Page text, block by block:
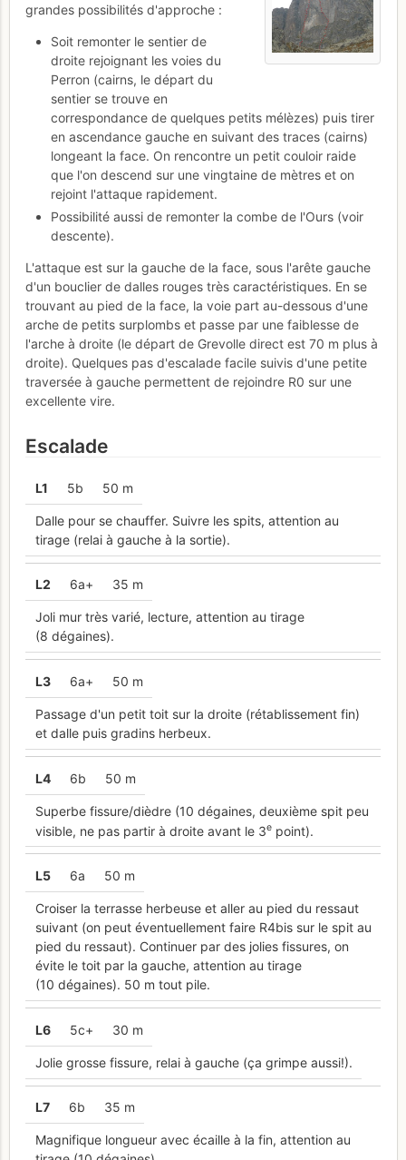
grandes possibilités d'approche :
Soit remonter le sentier de
droite rejoignant les voies du
Perron (cairns, le départ du
sentier se trouve en
correspondance de quelques petits mélèzes) puis tirer
en ascendance gauche en suivant des traces (cairns)
longeant la face. On rencontre un petit couloir raide
que l'on descend sur une vingtaine de mètres et on
rejoint l'attaque rapidement.
Possibilité aussi de remonter la combe de l'Ours (voir
descente).
L'attaque est sur la gauche de la face, sous l'arête gauche
d'un bouclier de dalles rouges très caractéristiques. En se
trouvant au pied de la face, la voie part au-dessous d'une
arche de petits surplombs et passe par une faiblesse de
l'arche à droite (le départ de Grevolle direct est 70 m plus à
droite). Quelques pas d'escalade facile suivis d'une petite
traversée à gauche permettent de rejoindre R0 sur une
excellente vire.
Escalade
L1 5b 50 m
Dalle pour se chauffer. Suivre les spits, attention au
tirage (relai à gauche à la sortie).
L2 6a+ 35 m
Joli mur très varié, lecture, attention au tirage
(8 dégaines).
L3 6a+ 50 m
Passage d'un petit toit sur la droite (rétablissement fin)
et dalle puis gradins herbeux.
L4 6b 50 m
Superbe fissure/dièdre (10 dégaines, deuxième spit peu
visible, ne pas partir à droite avant le 3epoint).
L5 6a 50 m
Croiser la terrasse herbeuse et aller au pied du ressaut
suivant (on peut éventuellement faire R4bis sur le spit au
pied du ressaut). Continuer par des jolies fissures, on
évite le toit par la gauche, attention au tirage
(10 dégaines). 50 m tout pile.
L6 5c+ 30 m
Jolie grosse fissure, relai à gauche (ça grimpe aussi!).
L7 6b 35 m
Magnifique longueur avec écaille à la fin, attention au